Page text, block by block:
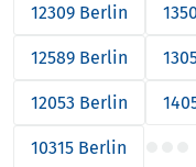
12309 Berlin
12589 Berlin
12053 Berlin
10315 Berlin